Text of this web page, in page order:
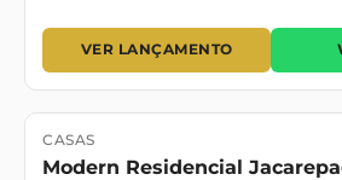
VER LANÇAMENTO
Lançamento
CASAS
Modern Residencial